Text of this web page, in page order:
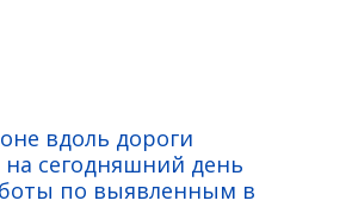
вдоль дороги
сегодняшний день
по выявленным в